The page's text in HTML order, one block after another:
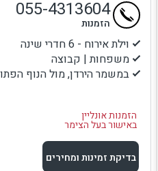
וילת אירוח - 6 חדרי שינה
משפחות | קבוצה
במשמר הירדן, מול הנוף
הזמנות אונליין
באישור בעל הצימר
055-4313604
הזמנות
בדיקת זמינות ומחירים